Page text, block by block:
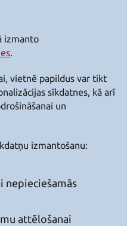
izmanto
.
vietnē papildus var tikt
sīkdatnes, kā arī
un
izmantošanu:
nepieciešamās
attēlošanai